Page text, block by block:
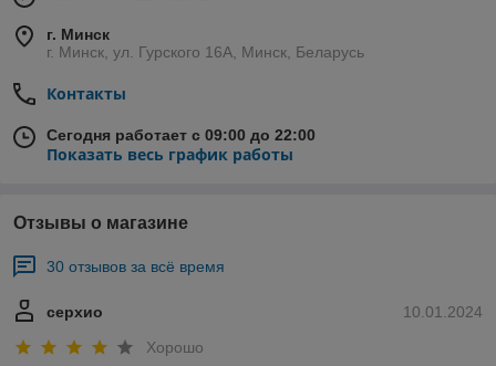
г. Минск
г. Минск, ул. Гурского 16А, Минск, Беларусь
Контакты
Сегодня работает с 09:00 до 22:00
Показать весь график работы
Отзывы о магазине
30 отзывов за всё время
10.01.2024
серхио
Хорошо